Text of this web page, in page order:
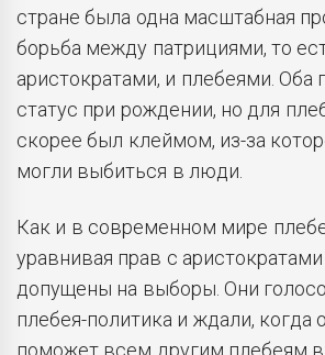
стране была одна масштабная
борьба между патрициями, то
аристократами, и плебеями. Оба
статус при рождении, но для
скорее был клеймом, из-за
могли выбиться в люди.
Как и в современном мире
уравнивая прав с
допущены на выборы. Они
плебея-политика и ждали, когда
поможет всем другим плебеям